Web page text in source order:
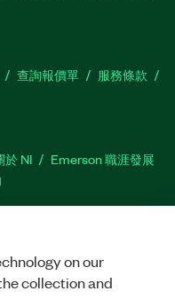
查詢報價單
服務條款
於 NI
Emerson 職涯發展
on our
collection and